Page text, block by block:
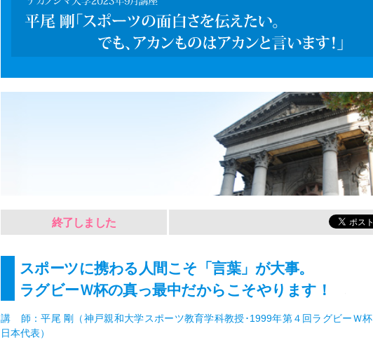
終了しました
スポーツに携わる人間こそ「言葉」が大事。
ラグビーＷ杯の真っ最中だからこそやります！
講 師：平尾 剛（神戸親和大学スポーツ教育学科教授･1999年第４回ラグビーＷ杯
日本代表）